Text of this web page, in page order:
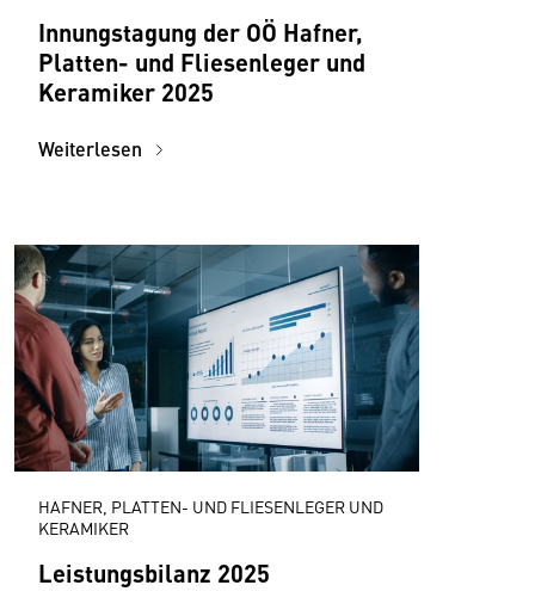
Innungstagung der OÖ Hafner,
Platten- und Fliesenleger und
Keramiker 2025
Weiterlesen
HAFNER, PLATTEN- UND FLIESENLEGER UND
KERAMIKER
Leistungsbilanz 2025